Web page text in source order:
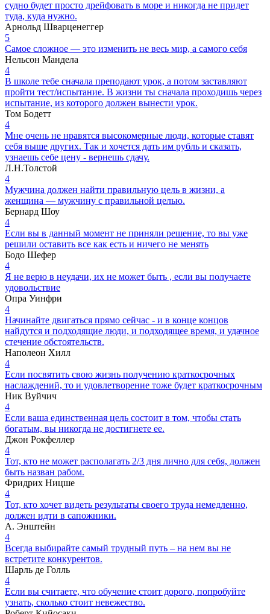
судно будет просто дрейфовать в море и никогда не придет
туда, куда нужно.
Арнольд Шварценеггер
5
Самое сложное — это изменить не весь мир, а самого себя
Нельсон Мандела
4
В школе тебе сначала преподают урок, а потом заставляют
пройти тест/испытание. В жизни ты сначала проходишь через
испытание, из которого должен вынести урок.
Том Бодетт
4
Мне очень не нравятся высокомерные люди, которые ставят
себя выше других. Так и хочется дать им рубль и сказать,
узнаешь себе цену - вернешь сдачу.
Л.Н.Толстой
4
Мужчина должен найти правильную цель в жизни, а
женщина — мужчину с правильной целью.
Бернард Шоу
4
Если вы в данный момент не приняли решение, то вы уже
решили оставить все как есть и ничего не менять
Бодо Шефер
4
Я не верю в неудачи, их не может быть , если вы получаете
удовольствие
Опра Уинфри
4
Начинайте двигаться прямо сейчас - и в конце концов
найдутся и подходящие люди, и подходящее время, и удачное
стечение обстоятельств.
Наполеон Хилл
4
Если посвятить свою жизнь получению краткосрочных
наслаждений, то и удовлетворение тоже будет краткосрочным
Ник Вуйчич
4
Если ваша единственная цель состоит в том, чтобы стать
богатым, вы никогда не достигнете ее.
Джон Рокфеллер
4
Тот, кто не может располагать 2/3 дня лично для себя, должен
быть назван рабом.
Фридрих Ницше
4
Тот, кто хочет видеть результаты своего труда немедленно,
должен идти в сапожники.
А. Энштейн
4
Всегда выбирайте самый трудный путь – на нем вы не
встретите конкурентов.
Шарль де Голль
4
Если вы считаете, что обучение стоит дорого, попробуйте
узнать, сколько стоит невежество.